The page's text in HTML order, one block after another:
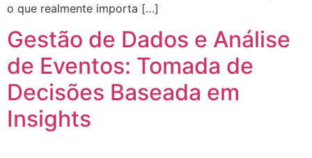
o que realmente importa […]
Gestão de Dados e Análise
de Eventos: Tomada de
Decisões Baseada em
Insights